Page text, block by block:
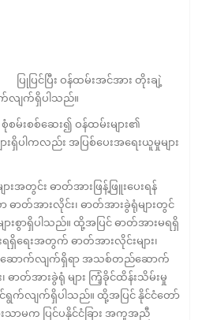
ပြုပြင်ပြီး ဝန်ထမ်းအင်အား တိုးချဲ့
လျက်ရှိပါသည်။
စမ်းစစ်ဆေး၍ ဝန်ထမ်းများ၏
ျားရှိပါကလည်း အပြစ်ပေးအရေးယူမှုများ
အတွင်း ဓာတ်အားဖြန့်ဖြူးပေးရန်
တ်အားလိုင်း၊ ဓာတ်အားခွဲရုံများတွင်
းစွာရှိပါသည်။ ထို့အပြင် ဓာတ်အားမရရှိ
ရှိရေးအတွက် ဓာတ်အားလိုင်းများ၊
ဆောက်လျက်ရှိရာ အသစ်တည်ဆောက်
ဓာတ်အားခွဲရုံ များ ကြံ့ခိုင်ထိန်းသိမ်းမှု
င်ရွက်လျက်ရှိပါသည်။ ထို့အပြင် နိုင်ငံတော်
းသာမက ပြင်ပနိုင်ငံခြား အကူအညီ